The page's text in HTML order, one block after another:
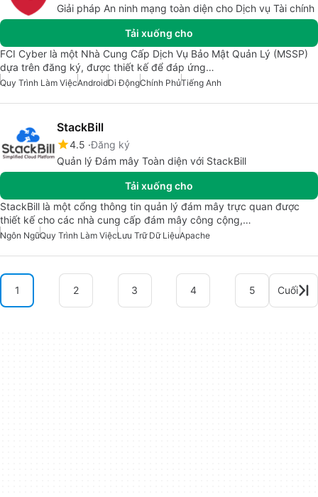
Giải pháp An ninh mạng toàn diện cho Dịch vụ Tài chính
Tải xuống cho
FCI Cyber là một Nhà Cung Cấp Dịch Vụ Bảo Mật Quản Lý (MSSP)
dựa trên đăng ký, được thiết kế để đáp ứng…
Quy Trình Làm ViệcAndroidDi ĐộngChính PhủTiếng Anh
StackBill
4.5 Đăng ký
Quản lý Đám mây Toàn diện với StackBill
Tải xuống cho
StackBill là một cổng thông tin quản lý đám mây trực quan được
thiết kế cho các nhà cung cấp đám mây công cộng,…
Ngôn NgữQuy Trình Làm ViệcLưu Trữ Dữ LiệuApache
1 2 3 4 5 Cuối